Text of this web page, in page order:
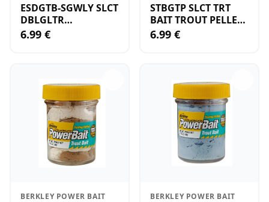
ESDGTB-SGWLY SLCT
DBLGLTR
GRN/WH/YEL RI
6.99 €
STBGTP SLCT TRT
BAIT TROUT PELLET
UM
6.99 €
BERKLEY POWER BAIT BERKLEY POWER BAIT